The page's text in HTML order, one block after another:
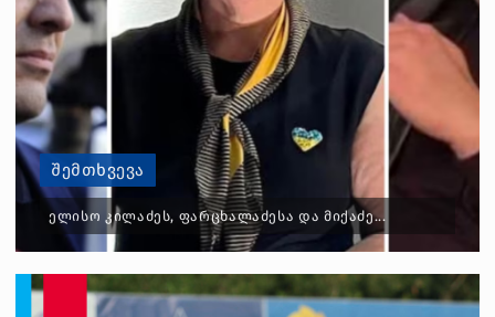
ᲨᲔᲛᲗᲮᲕᲔᲕᲐ
ᲔᲚᲘᲡᲝ ᲙᲘᲚᲐᲫᲔᲡ, ᲤᲐᲠᲪᲮᲐᲚᲐᲫᲔᲡᲐ ᲓᲐ ᲛᲘᲥᲐᲫᲔ...